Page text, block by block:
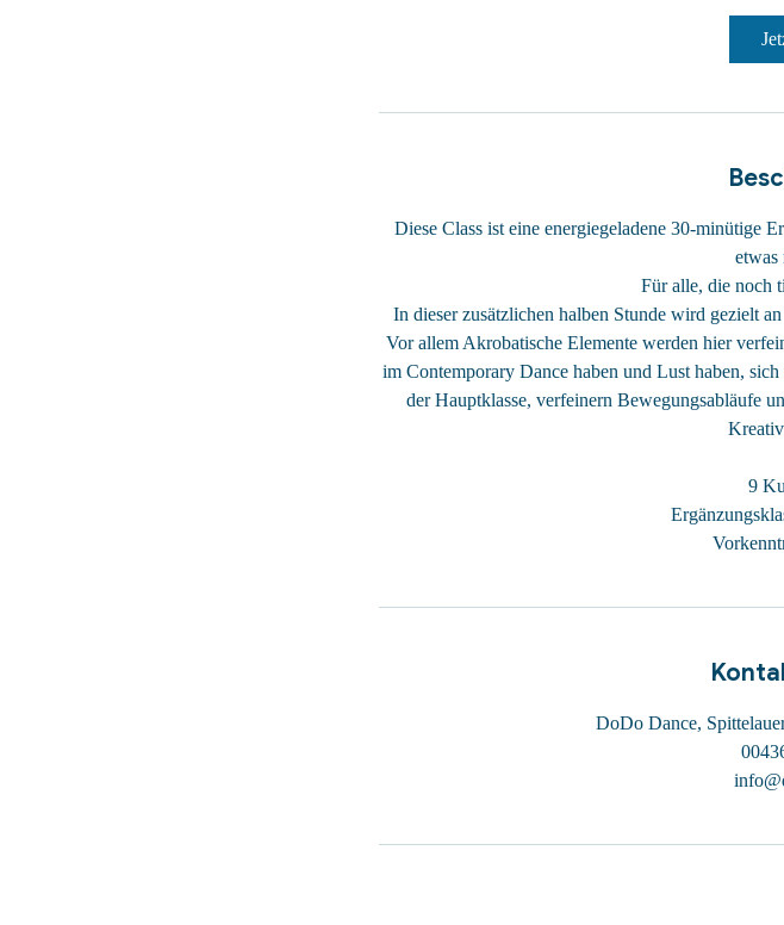
n
1
.
S
p
Diese Class ist eine energiegeladene 30-minütige
etwas
Für alle, die noch
In dieser zusätzlichen halben Stunde wird gezielt
Vor allem Akrobatische Elemente werden hier
im Contemporary Dance haben und Lust haben,
der Hauptklasse, verfeinern Bewegungsabläufe
9
DoDo Dance,